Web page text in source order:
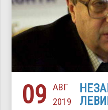
09 АВГ
2019